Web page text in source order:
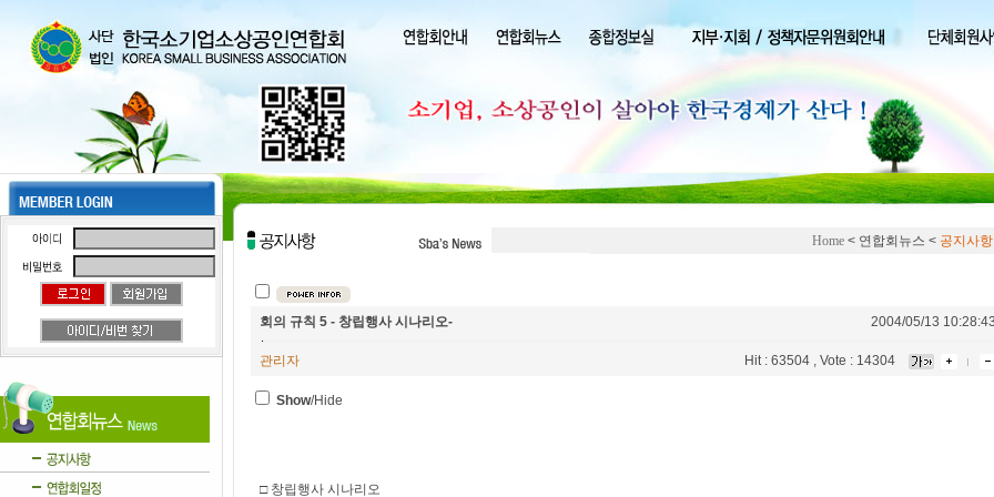
Home < 연합회뉴스 < 공지사항
회의 규칙 5 - 창립행사 시나리오- 2004/05/13
관리자 Hit : 63504 , Vote : 14304
Show/Hide
□ 창립행사 시나리오